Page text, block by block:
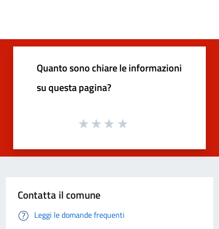
Quanto sono chiare le informazioni
su questa pagina?
Contatta il comune
Leggi le domande frequenti